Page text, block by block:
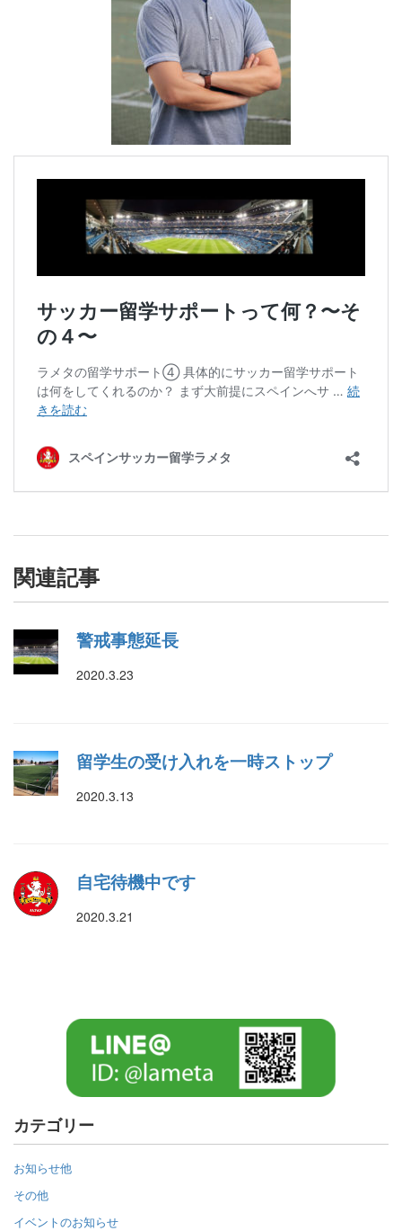
関連記事
警戒事態延長
2020.3.23
留学生の受け入れを一時ストップ
2020.3.13
自宅待機中です
2020.3.21
カテゴリー
お知らせ他
その他
イベントのお知らせ